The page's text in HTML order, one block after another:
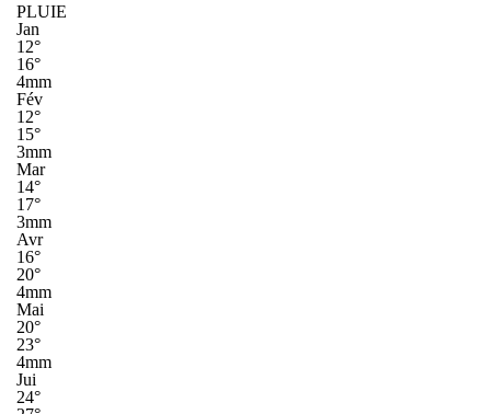
PLUIE
Jan
12°
16°
4mm
Fév
12°
15°
3mm
Mar
14°
17°
3mm
Avr
16°
20°
4mm
Mai
20°
23°
4mm
Jui
24°